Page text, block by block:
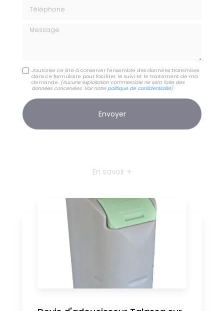
Message
J'autorise ce site à conserver l'ensemble des données transmises
dans ce formulaire pour faciliter le suivi et le traitement de ma
demande. (Aucune exploitation commerciale ne sera faite des
données concervées. Voir notre politique de confidentialité)
En savoir +